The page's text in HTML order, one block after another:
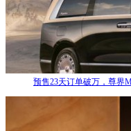
预售23天订单破万，尊界